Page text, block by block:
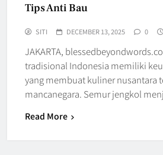
Tips Anti Bau
SITI DECEMBER 13, 2025 0
JAKARTA,
tradisional Indonesia memiliki
yang membuat kuliner nusantara
mancanegara. Semur jengkol
Read More